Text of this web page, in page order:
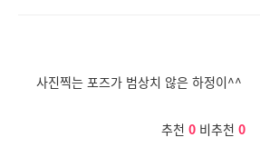
사진찍는 포즈가 범상치 않은 하정이^^
추천 0 비추천 0